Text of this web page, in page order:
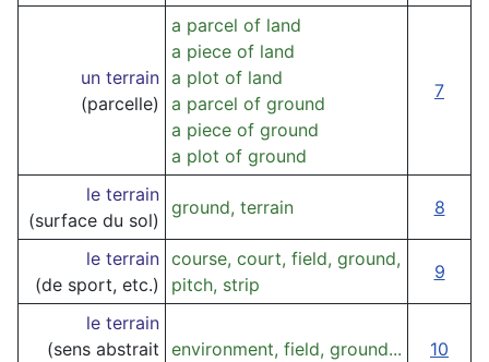
un terrain
(parcelle)
a parcel of land
a piece of land
a plot of land
a parcel of ground
a piece of ground
a plot of ground
7
le terrain
(surface du sol)
ground, terrain 8
le terrain
(de sport, etc.)
course, court, field, ground,
pitch, strip
9
le terrain
(sens abstrait environment, field, ground... 10